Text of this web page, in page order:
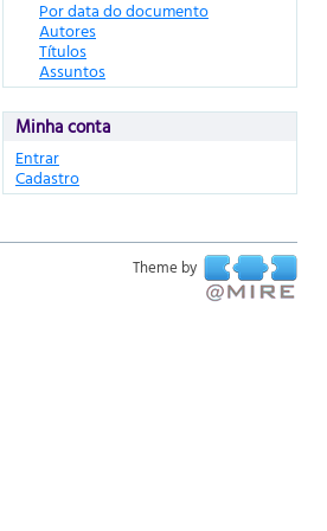
Por data do documento
Autores
Títulos
Assuntos
Minha conta
Entrar
Cadastro
Theme by